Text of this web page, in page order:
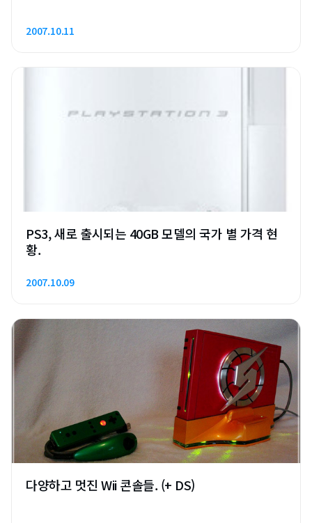
2007.10.11
PS3, 새로 출시되는 40GB 모델의 국가 별 가격 현
황.
2007.10.09
다양하고 멋진 Wii 콘솔들. (+ DS)